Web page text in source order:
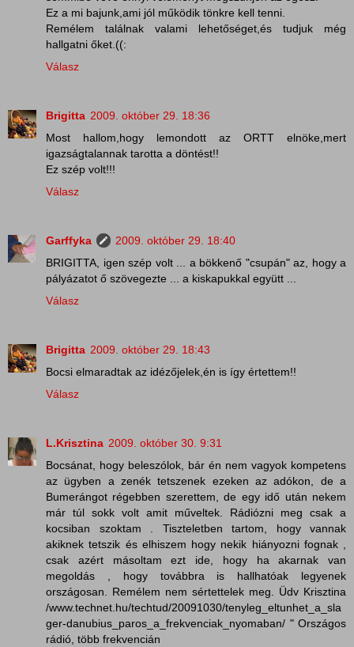
Ez a mi bajunk,ami jól működik tönkre kell tenni.
Remélem találnak valami lehetőséget,és tudjuk még
hallgatni őket.((:
Válasz
Brigitta 2009. október 29. 18:36
Most hallom,hogy lemondott az ORTT elnöke,mert
igazságtalannak tarotta a döntést!!
Ez szép volt!!!
Válasz
Garffyka
2009. október 29. 18:40
BRIGITTA, igen szép volt ... a bökkenő "csupán" az, hogy a
pályázatot ő szövegezte ... a kiskapukkal együtt ...
Válasz
Brigitta 2009. október 29. 18:43
Bocsi elmaradtak az idézőjelek,én is így értettem!!
Válasz
L.Krisztina 2009. október 30. 9:31
Bocsánat, hogy beleszólok, bár én nem vagyok kompetens
az ügyben a zenék tetszenek ezeken az adókon, de a
Bumerángot régebben szerettem, de egy idő után nekem
már túl sokk volt amit műveltek. Rádiózni meg csak a
kocsiban szoktam . Tiszteletben tartom, hogy vannak
akiknek tetszik és elhiszem hogy nekik hiányozni fognak ,
csak azért másoltam ezt ide, hogy ha akarnak van
megoldás , hogy továbbra is hallhatóak legyenek
országosan. Remélem nem sértettelek meg. Üdv Krisztina
/www.technet.hu/techtud/20091030/tenyleg_eltunhet_a_sla
ger-danubius_paros_a_frekvenciak_nyomaban/ " Országos
rádió, több frekvencián